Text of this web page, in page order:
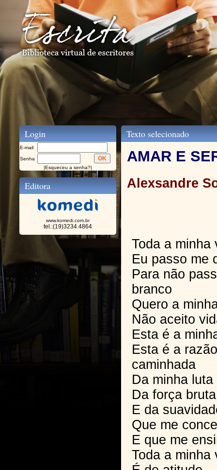
Login
E-mail
Senha
|Esqueceu a senha?|
Editora
www.komedi.com.br
tel.:(19)3234.4864
Texto selecionado
AMAR E
Alexsandre
Toda a minha
Eu passo me
Para não
branco
Quero a
Não aceito
Esta é a
Esta é a
caminhada
Da minha luta
Da força bruta
E da
Que me
E que me
Toda a minha